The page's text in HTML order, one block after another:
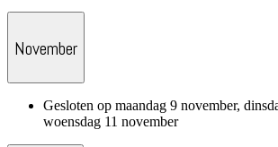
November
Gesloten op maandag 9 november,
woensdag 11 november